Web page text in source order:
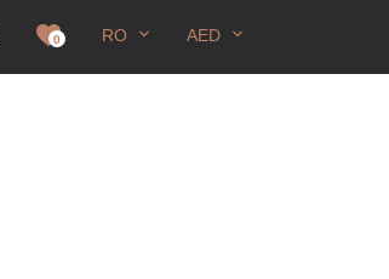
0 RO AED